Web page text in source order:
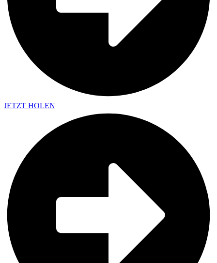
JETZT HOLEN